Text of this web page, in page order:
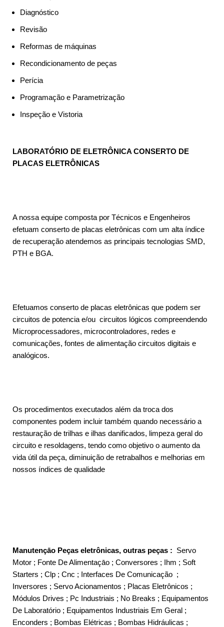
Diagnóstico
Revisão
Reformas de máquinas
Recondicionamento de peças
Perícia
Programação e Parametrização
Inspeção e Vistoria
LABORATÓRIO DE ELETRÔNICA CONSERTO DE
PLACAS ELETRÔNICAS
A nossa equipe composta por Técnicos e Engenheiros
efetuam conserto de placas eletrônicas com um alta índice
de recuperação atendemos as principais tecnologias SMD,
PTH e BGA.
Efetuamos conserto de placas eletrônicas que podem ser
circuitos de potencia e/ou circuitos lógicos compreendendo
Microprocessadores, microcontroladores, redes e
comunicações, fontes de alimentação circuitos digitais e
analógicos.
Os procedimentos executados além da troca dos
componentes podem incluir também quando necessário a
restauração de trilhas e ilhas danificados, limpeza geral do
circuito e resoldagens, tendo como objetivo o aumento da
vida útil da peça, diminuição de retrabalhos e melhorias em
nossos índices de qualidade
Manutençāo Peças eletrônicas, outras peças : Servo
Motor ; Fonte De Alimentaçāo ; Conversores ; Ihm ; Soft
Starters ; Clp ; Cnc ; Interfaces De Comunicação ;
Inversores ; Servo Acionamentos ; Placas Eletrônicos ;
Módulos Drives ; Pc Industriais ; No Breaks ; Equipamentos
De Laboratório ; Equipamentos Industriais Em Geral ;
Enconders ; Bombas Elétricas ; Bombas Hidráulicas ;